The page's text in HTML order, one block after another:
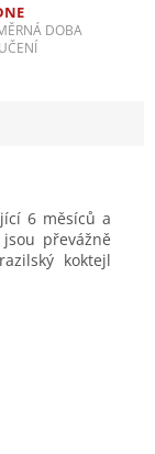
DOBA
6 měsíců a
převážně
koktejl